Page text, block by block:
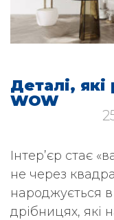
Деталі, які
WOW
Інтер’єр стає
не через
народжується
дрібницях,